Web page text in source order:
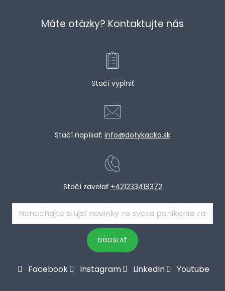
Máte otázky? Kontaktujte nás
Stačí vyplniť
Stačí napísať: info@dotykacka.sk
Stačí zavolať +421233418372
mail*
ODOSLAŤ
Facebook Instagram LinkedIn Youtube